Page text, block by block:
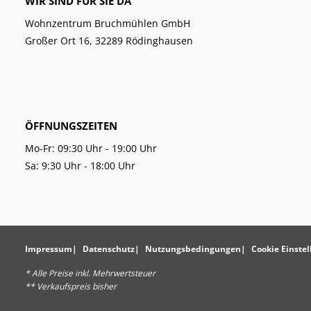
Wohnzentrum Bruchmühlen GmbH
Großer Ort 16, 32289 Rödinghausen
ÖFFNUNGSZEITEN
Mo-Fr: 09:30 Uhr - 19:00 Uhr
Sa: 9:30 Uhr - 18:00 Uhr
Impressum Datenschutz Nutzungsbedingungen Cookie
* Alle Preise inkl. Mehrwertsteuer
** Verkaufspreis bisher